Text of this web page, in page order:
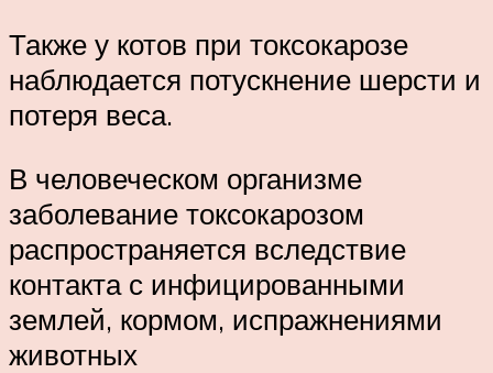
Также у котов при токсокарозе
наблюдается потускнение шерсти и
потеря веса.
В человеческом организме
заболевание токсокарозом
распространяется вследствие
контакта с инфицированными
землей, кормом, испражнениями
животных